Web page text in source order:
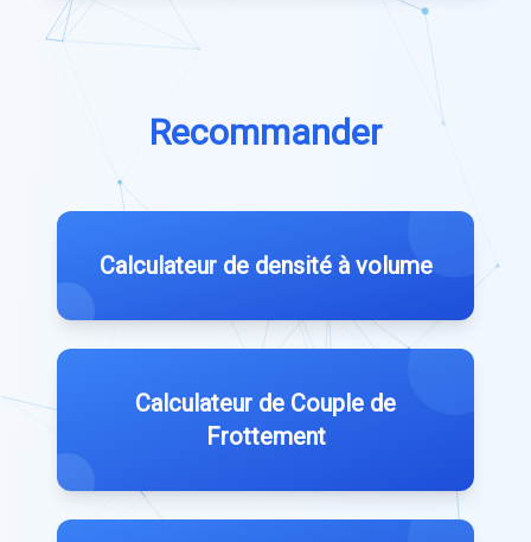
Recommander
Calculateur de densité à volume
Calculateur de Couple de
Frottement